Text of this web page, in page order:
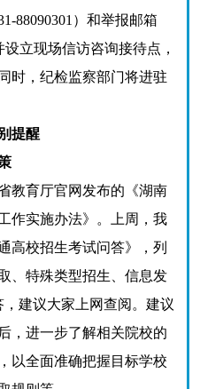
88090301）和举报邮箱
设立现场信访咨询接待点，
时，纪检监察部门将进驻
提醒
育厅官网发布的《湖南
作实施办法》。上周，我
高校招生考试问答》，列
、特殊类型招生、信息发
建议大家上网查阅。建议
，进一步了解相关院校的
以全面准确把握目标学校